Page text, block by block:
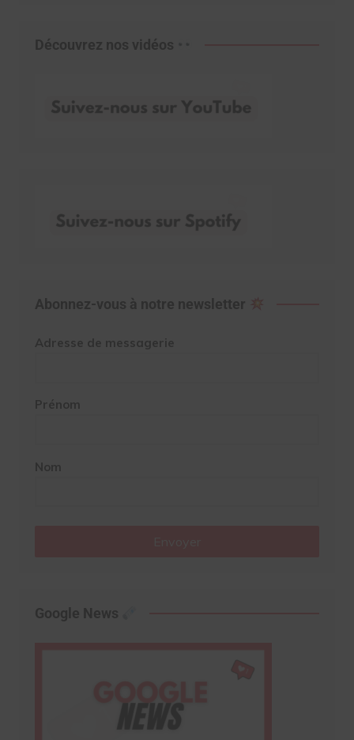
Découvrez nos vidéos
Abonnez-vous à notre newsletter
Adresse de messagerie
Prénom
Nom
Google News